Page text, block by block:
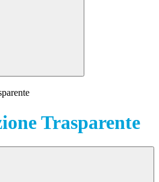
Trasparente